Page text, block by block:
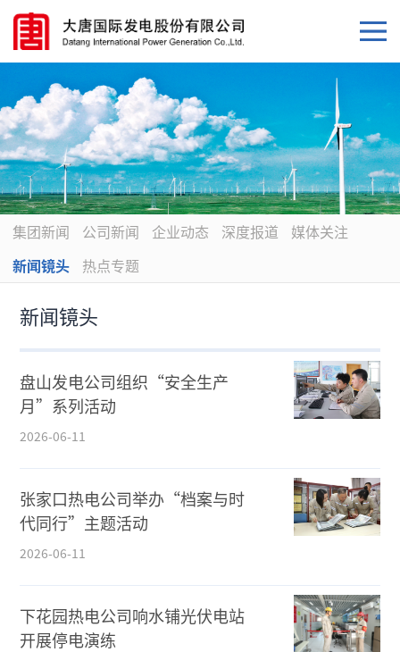
集团新闻 公司新闻 企业动态 深度报道
媒体关注
新闻镜头
热点专题
新闻镜头
盘山发电公司组织“安全生产
月”系列活动
2026-06-11
张家口热电公司举办“档案与时
代同行”主题活动
2026-06-11
下花园热电公司响水铺光伏电站
开展停电演练